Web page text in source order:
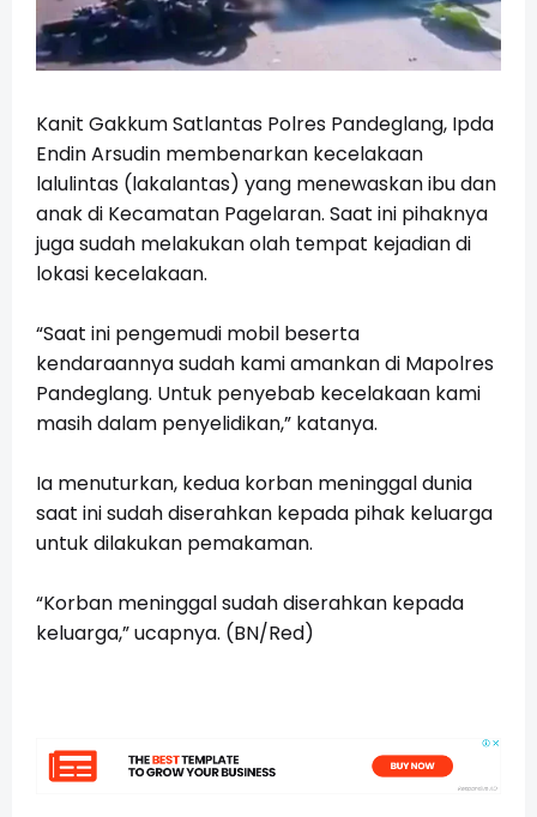
Kanit Gakkum Satlantas Polres Pandeglang, Ipda
Endin Arsudin membenarkan kecelakaan
lalulintas (lakalantas) yang menewaskan ibu dan
anak di Kecamatan Pagelaran. Saat ini pihaknya
juga sudah melakukan olah tempat kejadian di
lokasi kecelakaan.
“Saat ini pengemudi mobil beserta
kendaraannya sudah kami amankan di Mapolres
Pandeglang. Untuk penyebab kecelakaan kami
masih dalam penyelidikan,” katanya.
Ia menuturkan, kedua korban meninggal dunia
saat ini sudah diserahkan kepada pihak keluarga
untuk dilakukan pemakaman.
“Korban meninggal sudah diserahkan kepada
keluarga,” ucapnya. (BN/Red)